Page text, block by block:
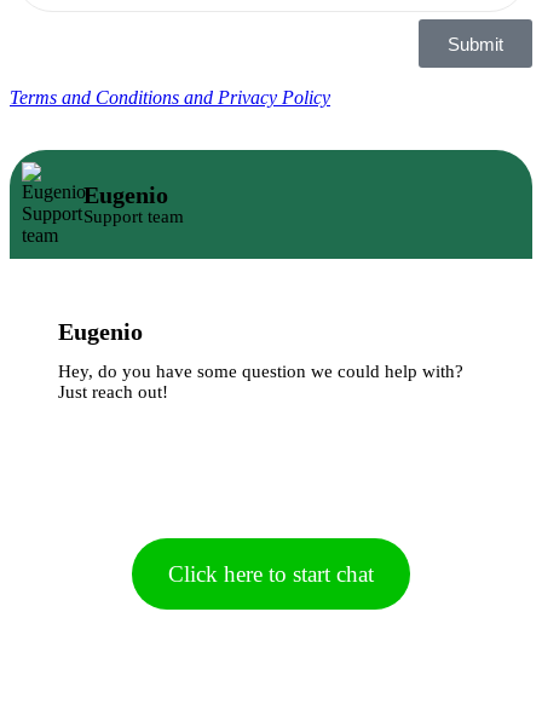
Submit
Terms and Conditions and Privacy Policy
Eugenio
Support team
Eugenio
Hey, do you have some question we could help with?
Just reach out!
Click here to start chat